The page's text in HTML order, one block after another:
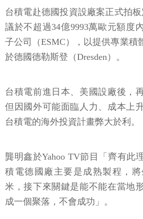
台積電赴德國投資設廠案正式拍
議於不超過34億9993萬歐元額度
子公司（ESMC），以提供專業積
於德國德勒斯登（Dresden）。
台積電前進日本、美國設廠後，
但因國外可能面臨人力、成本上
台積電的海外投資計畫弊大於利。
龔明鑫於Yahoo TV節目「齊有此
積電德國廠主要是成熟製程，將
米，接下來關鍵是能不能在當地
成一個聚落，不會成功」。